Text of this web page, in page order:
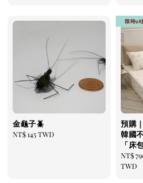
金龜子🪲
Regular
NT$ 145 TWD
限時98
預購
韓國
「床
price
NT$
TWD